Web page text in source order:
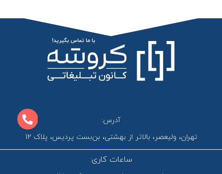
با ما تماس بگیرید!
آدرس:
تهران، ولیعصر، بالاتر از بهشتی، بن‌بست پردیس، پلاک 12
ساعات کاری: